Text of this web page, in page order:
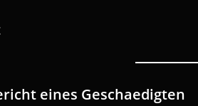
eines Geschaedigten